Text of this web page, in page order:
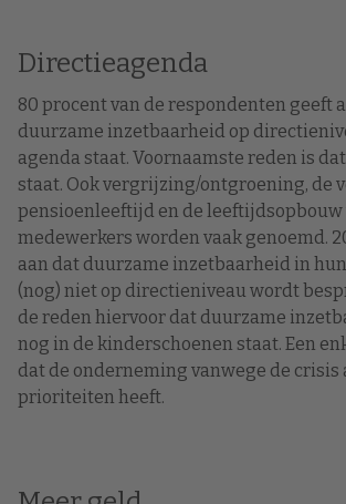
Directieagenda
80 procent van de respondenten geeft
duurzame inzetbaarheid op
agenda staat. Voornaamste reden is
staat. Ook vergrijzing/ontgroening, de
pensioenleeftijd en de leeftijdsopbouw
medewerkers worden vaak genoemd.
aan dat duurzame inzetbaarheid in
(nog) niet op directieniveau wordt
de reden hiervoor dat duurzame
nog in de kinderschoenen staat. Een
dat de onderneming vanwege de crisis
prioriteiten heeft.